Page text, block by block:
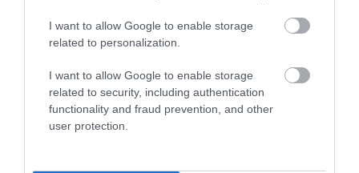
I want to allow Google to enable storage
related to personalization.
I want to allow Google to enable storage
related to security, including authentication
functionality and fraud prevention, and other
user protection.
III Ammattilainen 16,64
Kokenut
ammattilainen